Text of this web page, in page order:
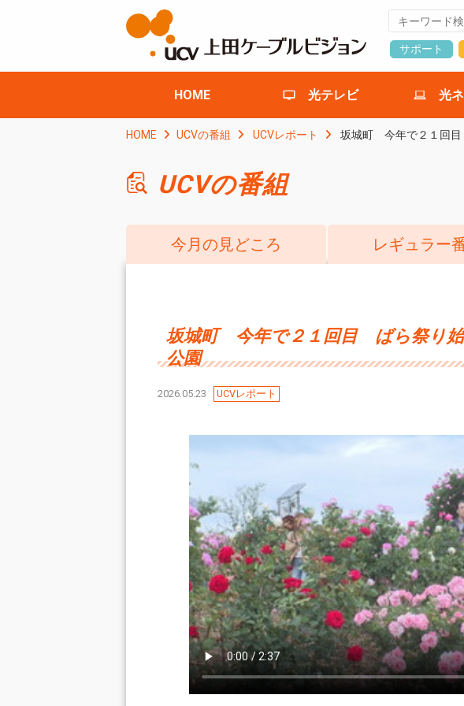
サポート
HOME 光テレビ 光
HOME UCVの番組 UCVレポート 坂城町 今年で２１回
UCVの番組
今月の見どころ レギュラー
坂城町 今年で２１回目 ばら祭り
公園
2026.05.23 UCVレポート